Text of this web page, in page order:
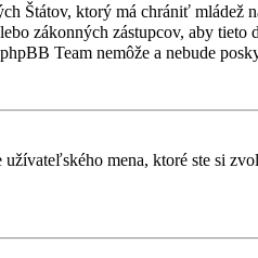
Štátov, ktorý má chrániť mládež
zákonných zástupcov, aby
Team nemôže a nebude
mena, ktoré ste si